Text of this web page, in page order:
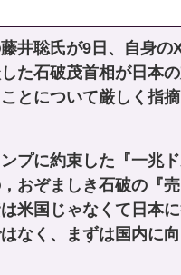
井聡氏が9日、自身の
た石破茂首相が日本
とについて厳しく指
プに約束した『一兆
おぞましき石破の『
は米国じゃなくて日本
なく、まずは国内に